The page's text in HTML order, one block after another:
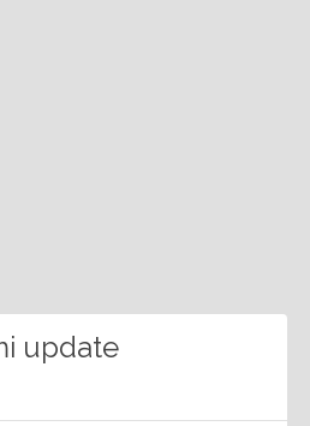
update